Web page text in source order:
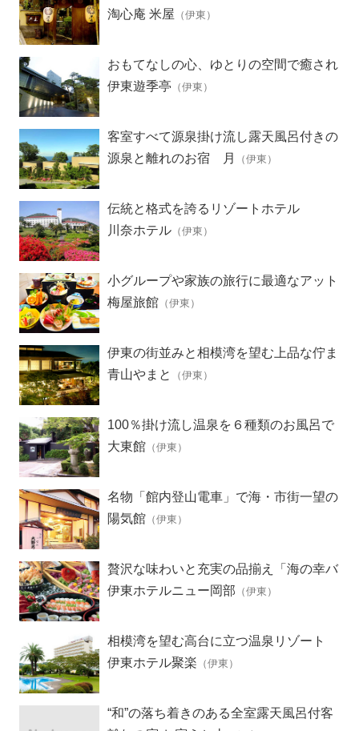
淘心庵 米屋 （伊東）
おもてなしの心、ゆとりの空間で癒され
る極上のひととき
伊東遊季亭 （伊東）
客室すべて源泉掛け流し露天風呂付きの
離れ
源泉と離れのお宿 月 （伊東）
伝統と格式を誇るリゾートホテル
川奈ホテル （伊東）
小グループや家族の旅行に最適なアット
ホームな宿
梅屋旅館 （伊東）
伊東の街並みと相模湾を望む上品な佇ま
いの宿
青山やまと （伊東）
100％掛け流し温泉を６種類のお風呂で
満喫
大東館 （伊東）
名物「館内登山電車」で海・市街一望の
露天風呂へ
陽気館 （伊東）
贅沢な味わいと充実の品揃え「海の幸バ
イキング」
伊東ホテルニュー岡部 （伊東）
相模湾を望む高台に立つ温泉リゾート
伊東ホテル聚楽 （伊東）
“和”の落ち着きのある全室露天風呂付客
室の離れ宿